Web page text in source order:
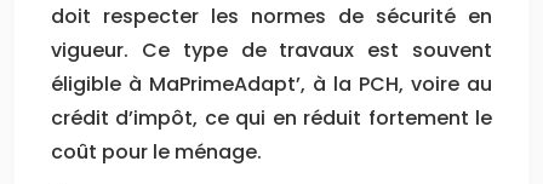
doit respecter les normes de sécurité en
vigueur. Ce type de travaux est souvent
éligible à MaPrimeAdapt’, à la PCH, voire au
crédit d’impôt, ce qui en réduit fortement le
coût pour le ménage.